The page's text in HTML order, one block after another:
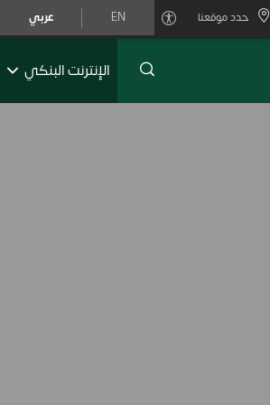
حدد موقعنا EN عربي
الإنترنت البنكي